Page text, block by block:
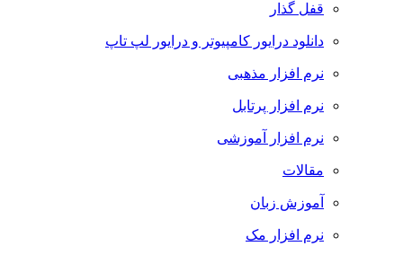
قفل گذار
دانلود درایور کامپیوتر و درایور لپ تاپ
نرم افزار مذهبی
نرم افزار پرتابل
نرم افزار آموزشی
مقالات
آموزش زبان
نرم افزار مک